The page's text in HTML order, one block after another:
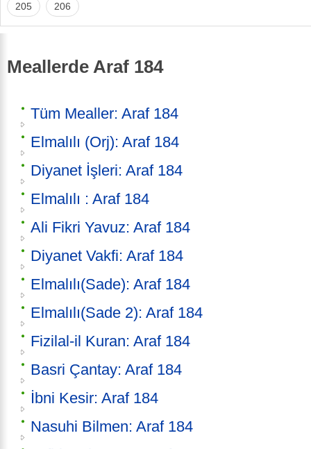
205 206
Meallerde Araf 184
Tüm Mealler: Araf 184
Elmalılı (Orj): Araf 184
Diyanet İşleri: Araf 184
Elmalılı : Araf 184
Ali Fikri Yavuz: Araf 184
Diyanet Vakfi: Araf 184
Elmalılı(Sade): Araf 184
Elmalılı(Sade 2): Araf 184
Fizilal-il Kuran: Araf 184
Basri Çantay: Araf 184
İbni Kesir: Araf 184
Nasuhi Bilmen: Araf 184